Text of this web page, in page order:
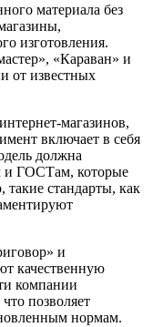
материала без
изготовления.
«Караван» и
от известных
магазинов,
включает в себя
должна
и ГОСТам, которые
стандарты, как
и
качественную
компании
позволяет
нормам.